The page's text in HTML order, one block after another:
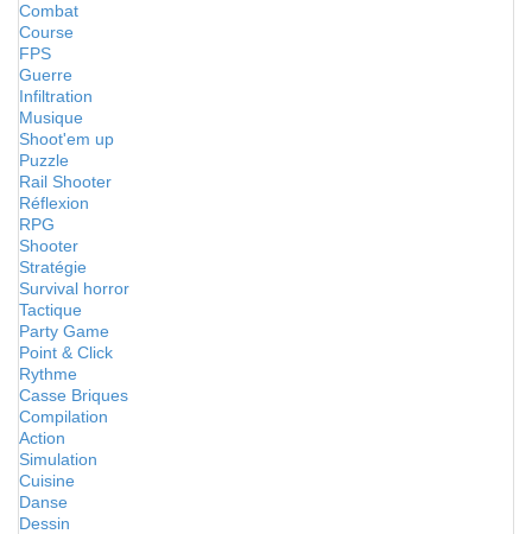
Combat
Course
FPS
Guerre
Infiltration
Musique
Shoot'em up
Puzzle
Rail Shooter
Réflexion
RPG
Shooter
Stratégie
Survival horror
Tactique
Party Game
Point & Click
Rythme
Casse Briques
Compilation
Action
Simulation
Cuisine
Danse
Dessin